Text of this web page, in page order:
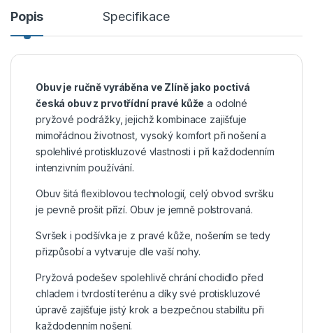
Popis Specifikace
Obuv je ručně vyráběna ve Zlíně jako poctivá
česká obuv z prvotřídní pravé kůže a odolné
pryžové podrážky, jejichž kombinace zajišťuje
mimořádnou životnost, vysoký komfort při nošení a
spolehlivé protiskluzové vlastnosti i při každodenním
intenzivním používání.
Obuv šitá flexiblovou technologií, celý obvod svršku
je pevně prošit přízí. Obuv je jemně polstrovaná.
Svršek i podšívka je z pravé kůže, nošením se tedy
přizpůsobí a vytvaruje dle vaší nohy.
Pryžová podešev spolehlivě chrání chodidlo před
chladem i tvrdostí terénu a díky své protiskluzové
úpravě zajišťuje jistý krok a bezpečnou stabilitu při
každodenním nošení.